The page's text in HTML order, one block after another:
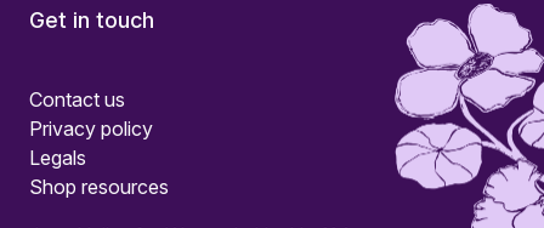
Get in touch
Contact us
Privacy policy
Legals
Shop resources